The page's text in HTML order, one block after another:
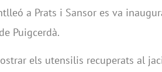
a Prats i Sansor es va
Puigcerdà.
els utensilis recuperats al